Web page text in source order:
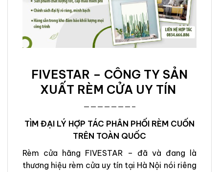
FIVESTAR – CÔNG TY SẢN
XUẤT RÈM CỬA UY TÍN
———————–
TÌM ĐẠI LÝ HỢP TÁC PHÂN PHỐI RÈM CUỐN
TRÊN TOÀN QUỐC
Rèm cửa hãng FIVESTAR – đã và đang là
thương hiệu rèm cửa uy tín tại Hà Nội nói riêng